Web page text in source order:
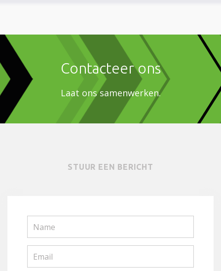
Contacteer ons
Laat ons samenwerken.
STUUR EEN BERICHT
Name
Email